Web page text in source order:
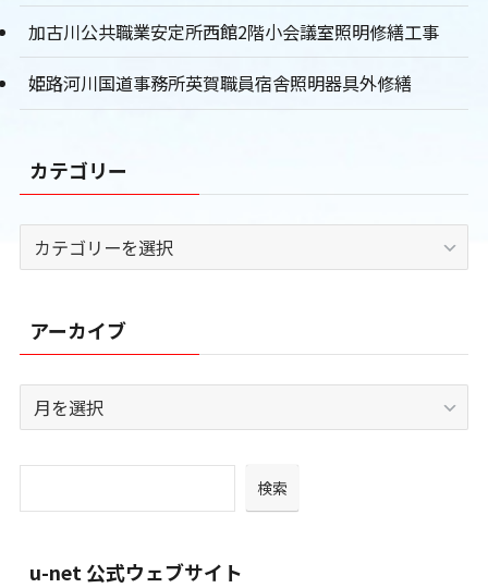
加古川公共職業安定所西館2階小会議室照明修繕工事
姫路河川国道事務所英賀職員宿舎照明器具外修繕
カテゴリー
テ
リ
ー
アーカイブ
ー
ブ
検索
u-net 公式ウェブサイト